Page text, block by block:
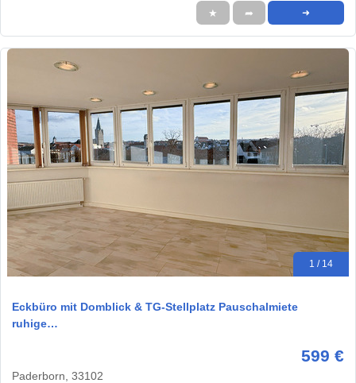
★ ➦ ➜
1 / 14
Eckbüro mit Domblick & TG-Stellplatz Pauschalmiete
ruhige…
599 €
Paderborn, 33102